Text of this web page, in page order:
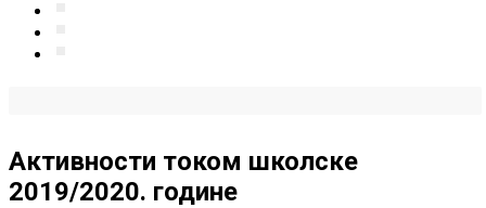
Активности током школске
2019/2020. године